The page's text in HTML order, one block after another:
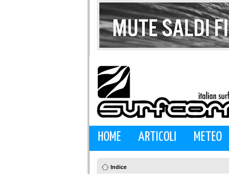
HOME ARTICOLI METEO
Indice